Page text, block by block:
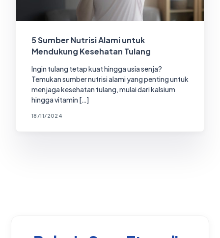
5 Sumber Nutrisi Alami untuk
Mendukung Kesehatan Tulang
Ingin tulang tetap kuat hingga usia senja?
Temukan sumber nutrisi alami yang penting untuk
menjaga kesehatan tulang, mulai dari kalsium
hingga vitamin […]
18/11/2024